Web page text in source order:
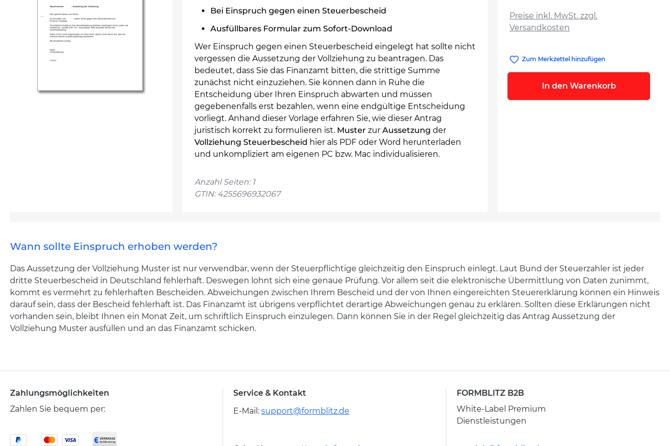
Bei Einspruch gegen einen Steuerbescheid
Ausfüllbares Formular zum Sofort-Download
Wer Einspruch gegen einen Steuerbescheid eingelegt hat sollte nicht
vergessen die Aussetzung der Vollziehung zu beantragen. Das
bedeutet, dass Sie das Finanzamt bitten, die strittige Summe
zunächst nicht einzuziehen. Sie können dann in Ruhe die
Entscheidung über Ihren Einspruch abwarten und müssen
gegebenenfalls erst bezahlen, wenn eine endgültige Entscheidung
vorliegt. Anhand dieser Vorlage erfahren Sie, wie dieser Antrag
juristisch korrekt zu formulieren ist. Muster zur Aussetzung der
Vollziehung Steuerbescheid hier als PDF oder Word herunterladen
und unkompliziert am eigenen PC bzw. Mac individualisieren.
Anzahl Seiten: 1
GTIN: 4255696932067
Preise inkl. MwSt. zzgl.
Versandkosten
Zum Merkzettel hinzufügen
In den Warenkorb
Wann sollte Einspruch erhoben werden?
Das Aussetzung der Vollziehung Muster ist nur verwendbar, wenn der Steuerpflichtige gleichzeitig den Einspruch einlegt. Laut Bund der Steuerzahler ist jeder
dritte Steuerbescheid in Deutschland fehlerhaft. Deswegen lohnt sich eine genaue Prüfung. Vor allem seit die elektronische Übermittlung von Daten zunimmt,
kommt es vermehrt zu fehlerhaften Bescheiden. Abweichungen zwischen Ihrem Bescheid und der von Ihnen eingereichten Steuererklärung können ein Hinweis
darauf sein, dass der Bescheid fehlerhaft ist. Das Finanzamt ist übrigens verpflichtet derartige Abweichungen genau zu erklären. Sollten diese Erklärungen nicht
vorhanden sein, bleibt Ihnen ein Monat Zeit, um schriftlich Einspruch einzulegen. Dann können Sie in der Regel gleichzeitig das Antrag Aussetzung der
Vollziehung Muster ausfüllen und an das Finanzamt schicken.
Zahlungsmöglichkeiten
Zahlen Sie bequem per:
Service & Kontakt
E-Mail: support@formblitz.de
FORMBLITZ B2B
White-Label Premium
Dienstleistungen